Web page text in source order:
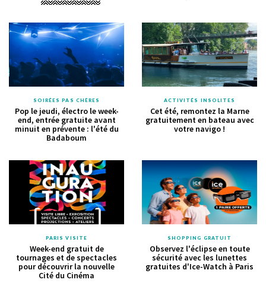
SOIRÉES PAS CHÈRES
Pop le jeudi, électro le week-
end, entrée gratuite avant
minuit en prévente : l'été du
Badaboum
ACTIVITÉS INSOLITES
Cet été, remontez la Marne
gratuitement en bateau avec
votre navigo !
PARIS VISITE
Week-end gratuit de
tournages et de spectacles
pour découvrir la nouvelle
Cité du Cinéma
SHOPPING GRATUIT
Observez l'éclipse en toute
sécurité avec les lunettes
gratuites d'Ice-Watch à Paris